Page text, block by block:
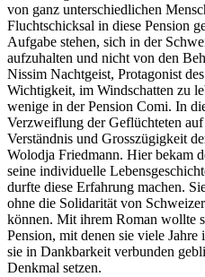
von ganz unterschiedlichen
Fluchtschicksal in diese Pension
Aufgabe stehen, sich in der
aufzuhalten und nicht von den
Nissim Nachtgeist, Protagonist
Wichtigkeit, im Windschatten zu
wenige in der Pension Comi. In
Verzweiflung der Geflüchteten
Verständnis und Grosszügigkeit
Wolodja Friedmann. Hier bekam
seine individuelle
durfte diese Erfahrung machen.
ohne die Solidarität von
können. Mit ihrem Roman wollte
Pension, mit denen sie viele Jahre
sie in Dankbarkeit verbunden
Denkmal setzen.